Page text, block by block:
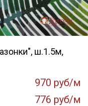
ш.1.5м,
970 руб/м
776 руб/м